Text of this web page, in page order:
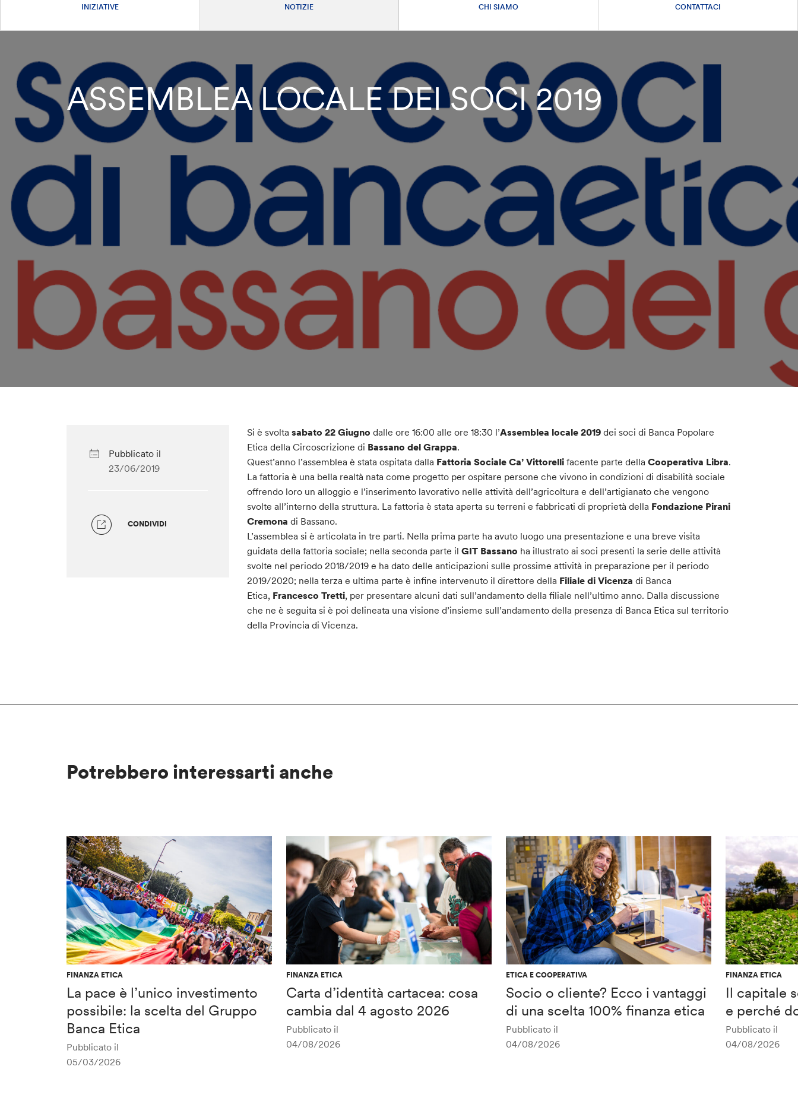
INIZIATIVE NOTIZIE CHI SIAMO CONTATTACI
ASSEMBLEA LOCALE DEI SOCI 2019
Pubblicato il
23/06/2019
CONDIVIDI
Si è svoltasabato 22 Giugno dalle ore 16:00 alle ore 18:30 l’Assemblea locale 2019 dei soci di Banca Popolare
Etica della Circoscrizione di Bassano del Grappa.
Quest’anno l’assemblea è stata ospitata dalla Fattoria Sociale Ca’ Vittorelli facente parte dellaCooperativa Libra.
La fattoria è una bella realtà nata come progetto per ospitare persone che vivono in condizioni di disabilità sociale
offrendo loro un alloggio e l’inserimento lavorativo nelle attività dell’agricoltura e dell’artigianato che vengono
svolte all’interno della struttura. La fattoria è stata aperta su terreni e fabbricati di proprietà della Fondazione Pirani
Cremona di Bassano.
L’assemblea si è articolata in tre parti. Nella prima parte ha avuto luogo una presentazione e una breve visita
guidata della fattoria sociale; nella seconda parte ilGIT Bassano ha illustrato ai soci presenti la serie delle attività
svolte nel periodo 2018/2019 e ha dato delle anticipazioni sulle prossime attività in preparazione per il periodo
2019/2020; nella terza e ultima parte è infine intervenuto il direttore della Filiale di Vicenzadi Banca
Etica, Francesco Tretti, per presentare alcuni dati sull’andamento della filiale nell’ultimo anno. Dalla discussione
che ne è seguita si è poi delineata una visione d’insieme sull’andamento della presenza di Banca Etica sul territorio
della Provincia di Vicenza.
Potrebbero interessarti anche
FINANZA ETICA
La pace è l’unico investimento
possibile: la scelta del Gruppo
Banca Etica
Pubblicato il
05/03/2026
FINANZA ETICA
Carta d’identità cartacea: cosa
cambia dal 4 agosto 2026
Pubblicato il
04/08/2026
ETICA E COOPERATIVA
Socio o cliente? Ecco i vantaggi
di una scelta 100% finanza etica
Pubblicato il
04/08/2026
FINANZA ETICA
Il capitale
e perché
Pubblicato il
04/08/2026